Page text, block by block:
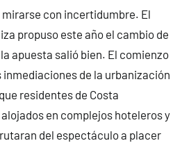
con incertidumbre. El
propuso este año el cambio de
apuesta salió bien. El comienzo
inmediaciones de la urbanización
residentes de Costa
en complejos hoteleros y
del espectáculo a placer